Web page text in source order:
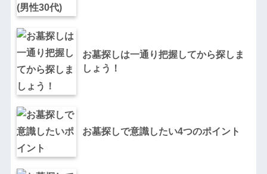
お墓探しは一通り把握してから探しま
しょう！
お墓探しで意識したい4つのポイント